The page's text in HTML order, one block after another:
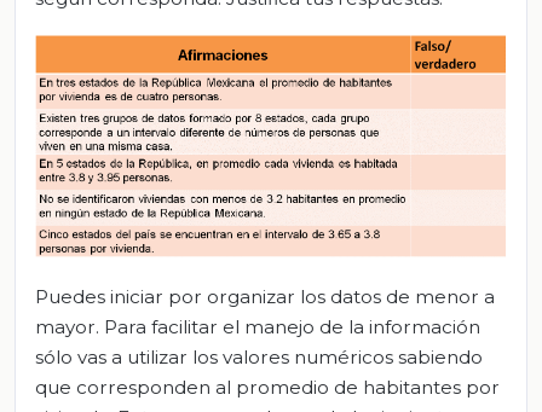
Puedes iniciar por organizar los datos de menor a
mayor. Para facilitar el manejo de la información
sólo vas a utilizar los valores numéricos sabiendo
que corresponden al promedio de habitantes por